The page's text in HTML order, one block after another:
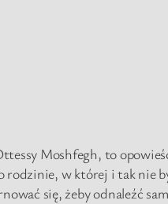
Moshfegh, to
rodzinie, w której i tak nie
się, żeby odnaleźć